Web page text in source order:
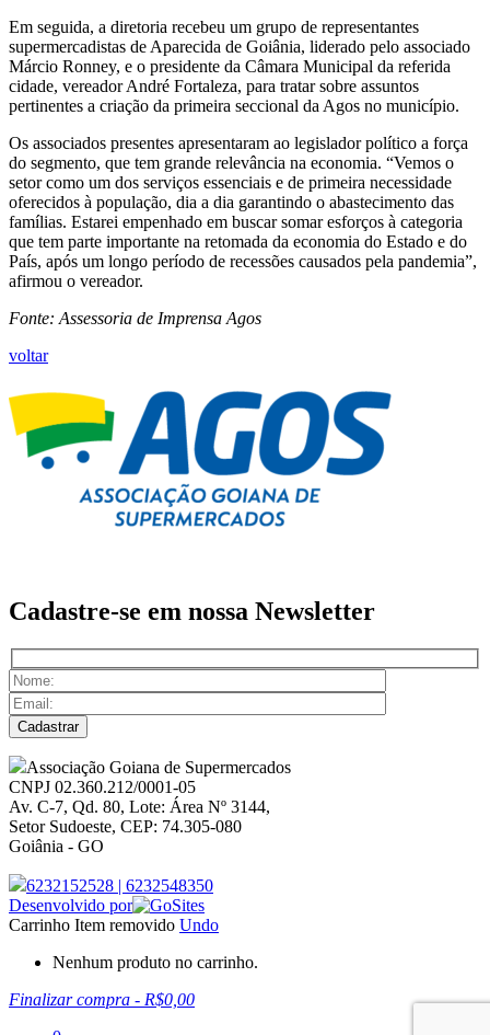
Em seguida, a diretoria recebeu um grupo de representantes
supermercadistas de Aparecida de Goiânia, liderado pelo associado
Márcio Ronney, e o presidente da Câmara Municipal da referida
cidade, vereador André Fortaleza, para tratar sobre assuntos
pertinentes a criação da primeira seccional da Agos no município.
Os associados presentes apresentaram ao legislador político a força
do segmento, que tem grande relevância na economia. “Vemos o
setor como um dos serviços essenciais e de primeira necessidade
oferecidos à população, dia a dia garantindo o abastecimento das
famílias. Estarei empenhado em buscar somar esforços à categoria
que tem parte importante na retomada da economia do Estado e do
País, após um longo período de recessões causados pela pandemia”,
afirmou o vereador.
Fonte: Assessoria de Imprensa Agos
voltar
Cadastre-se em nossa Newsletter
Associação Goiana de Supermercados
CNPJ 02.360.212/0001-05
Av. C-7, Qd. 80, Lote: Área Nº 3144,
Setor Sudoeste, CEP: 74.305-080
Goiânia - GO
6232152528 | 6232548350
Desenvolvido por
Carrinho Item removido Undo
Nenhum produto no carrinho.
Finalizar compra - R$0,00